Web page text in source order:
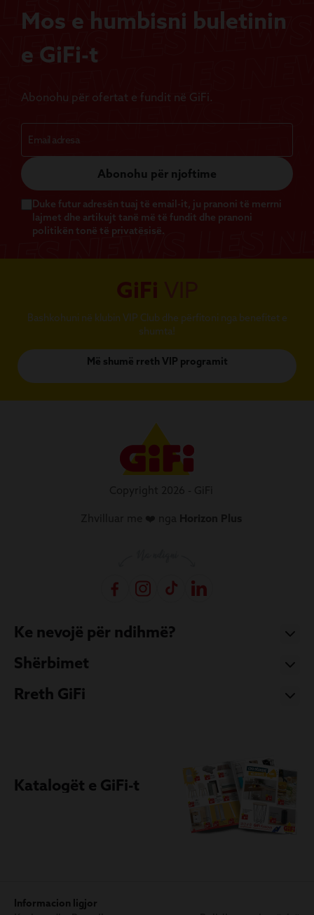
Mos e humbisni buletinin
e GiFi-t
Abonohu për ofertat e fundit në GiFi.
Abonohu për njoftime
Duke futur adresën tuaj të email-it, ju pranoni të merrni
lajmet dhe artikujt tanë më të fundit dhe pranoni
politikën tonë të privatësisë.
GiFi
Bashkohuni në klubin VIP Club dhe përfitoni nga benefitet e
shumta!
Më shumë rreth VIP programit
Ke nevojë për ndihmë?
Shërbimet
Rreth GiFi
Katalogët e GiFi-t
Informacion ligjor